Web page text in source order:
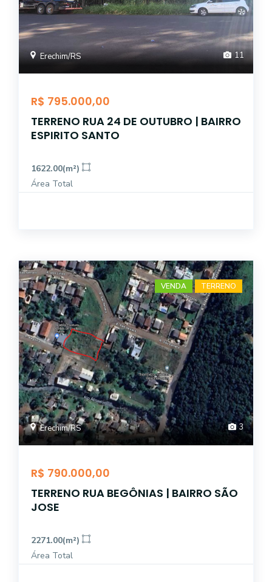
Erechim/RS 11
R$ 795.000,00
TERRENO RUA 24 DE OUTUBRO | BAIRRO
ESPIRITO SANTO
1622.00(m²)
Área Total
VENDA TERRENO
Erechim/RS 3
R$ 790.000,00
TERRENO RUA BEGÔNIAS | BAIRRO SÃO
JOSE
2271.00(m²)
Área Total